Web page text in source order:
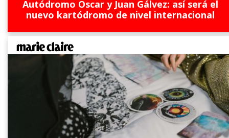
Autódromo Oscar y Juan Gálvez: así será el
nuevo kartódromo de nivel internacional